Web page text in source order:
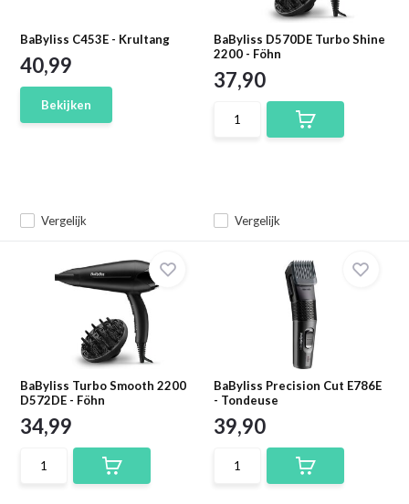
BaByliss C453E - Krultang
Vergelijk
40,99
Bekijken
BaByliss D570DE Turbo Shine
2200 - Föhn
Vergelijk
37,90
BaByliss Turbo Smooth 2200
D572DE - Föhn
34,99
BaByliss Precision Cut E786E
- Tondeuse
39,90